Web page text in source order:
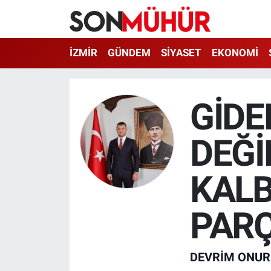
İZMİR GÜNDEM SİYASET EKONOMİ
DEVRIM
İzmir Nöbetçi Eczaneler
İzmir Namaz Vakitleri
İzmir Trafik Yoğunluk Haritası
Süper Lig Puan Durumu ve Fikstür